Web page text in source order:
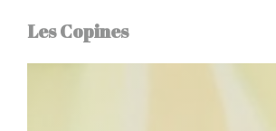
Les Copines